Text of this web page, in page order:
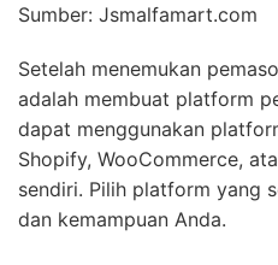
Sumber: Jsmalfamart.com
Setelah menemukan
adalah membuat platform
dapat menggunakan
Shopify, WooCommerce,
sendiri. Pilih platform yang
dan kemampuan Anda.